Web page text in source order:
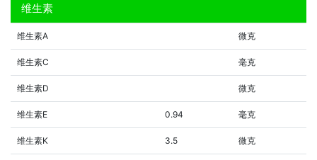
维生素
维生素A 微克
维生素C 毫克
维生素D 微克
维生素E 0.94 毫克
维生素K 3.5 微克